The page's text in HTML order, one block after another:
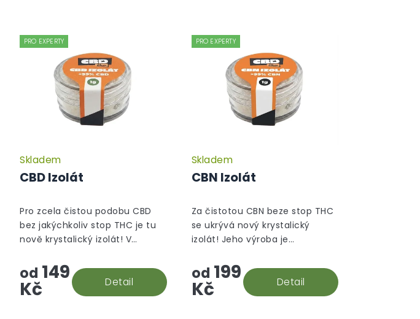
Průměrné
hodnocení
produktu
hvězdiček.
PRO EXPERTY
CBD Izolát
Skladem
od 149
Kč Detail
Pro zcela čistou podobu CBD
bez jakýchkoliv stop THC je tu
nově krystalický izolát! V
směrnicemi je jeho izolace
prováděna s maximální péčí, a
vám se tak do...
PRO EXPERTY
CBN Izolát
Skladem
od 199
Kč Detail
Za čistotou CBN beze stop THC
se ukrývá nový krystalický
izolát! Jeho výroba je
souladu s evropskými normami,
čímž dosahuje čistoty nad 99
%.